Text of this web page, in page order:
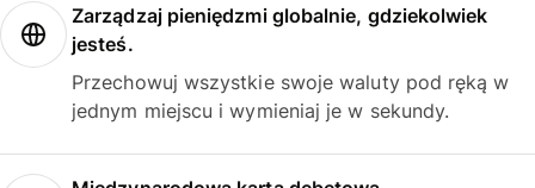
Zarządzaj pieniędzmi globalnie, gdziekolwiek
jesteś.
Przechowuj wszystkie swoje waluty pod ręką w
jednym miejscu i wymieniaj je w sekundy.